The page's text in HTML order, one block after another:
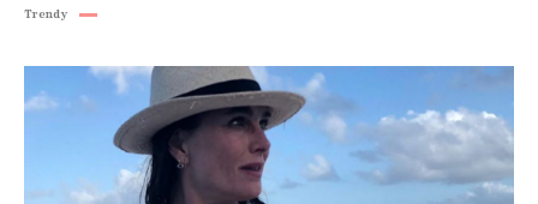
Trendy